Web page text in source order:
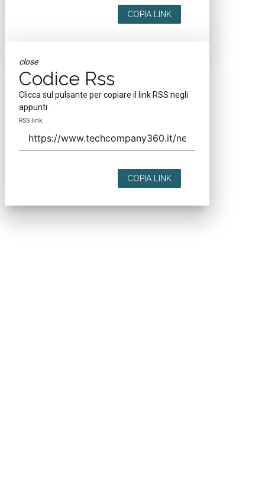
COPIA LINK
close
Codice Rss
Clicca sul pulsante per copiare il link RSS negli
appunti.
RSS link
COPIA LINK